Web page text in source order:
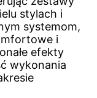
stylach i
systemom,
i
efekty
wykonania